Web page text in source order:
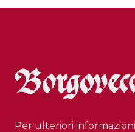
Per ulteriori